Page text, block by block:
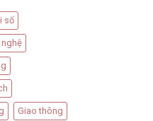
số
Giao thông